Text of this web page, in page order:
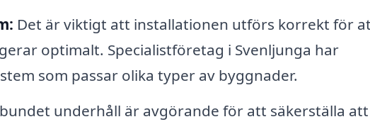
Det är viktigt att installationen utförs korrekt för
optimalt. Specialistföretag i Svenljunga har
som passar olika typer av byggnader.
underhåll är avgörande för att säkerställa att